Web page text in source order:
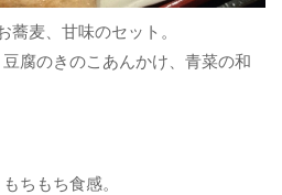
麦、甘味のセット。
腐のきのこあんかけ、青菜の和
ちもち食感。